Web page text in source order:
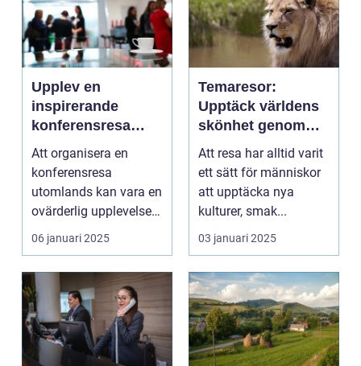
Upplev en
inspirerande
konferensresa
utomlands
Att organisera en
konferensresa
utomlands kan vara en
ovärderlig upplevelse
för föret...
06 januari 2025
Temaresor:
Upptäck världens
skönhet genom
specialiserade
resor
Att resa har alltid varit
ett sätt för människor
att upptäcka nya
kulturer, smak...
03 januari 2025